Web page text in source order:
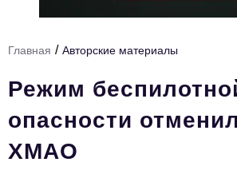
Инфраструктура развития
Технологии и тренды
Ниши и рынки
Цитаты
Главная / Авторские материалы
Режим
опасности
ХМАО